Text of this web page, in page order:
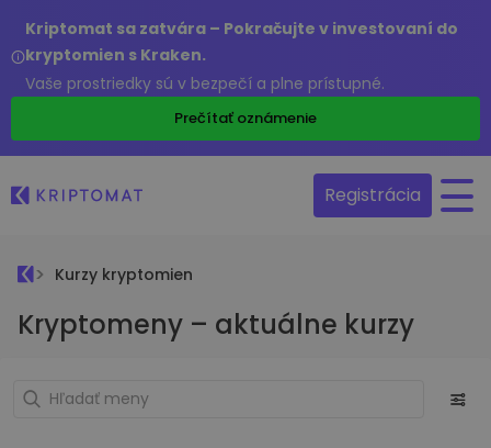
Kriptomat sa zatvára – Pokračujte v investovaní do
kryptomien s Kraken.
Vaše prostriedky sú v bezpečí a plne prístupné.
Prečítať oznámenie
Registrácia
Kurzy kryptomien
Kryptomeny – aktuálne kurzy